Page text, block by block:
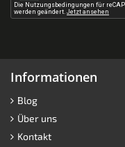
Informationen
Blog
Über uns
Kontakt